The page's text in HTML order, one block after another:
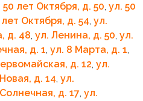
50 лет Октября, д. 50, ул. 50
Октября, д. 54, ул.
д. 48, ул. Ленина, д. 50, ул.
д. 1, ул. 8 Марта, д. 1,
д. 12, ул.
д. 14, ул.
д. 17, ул.